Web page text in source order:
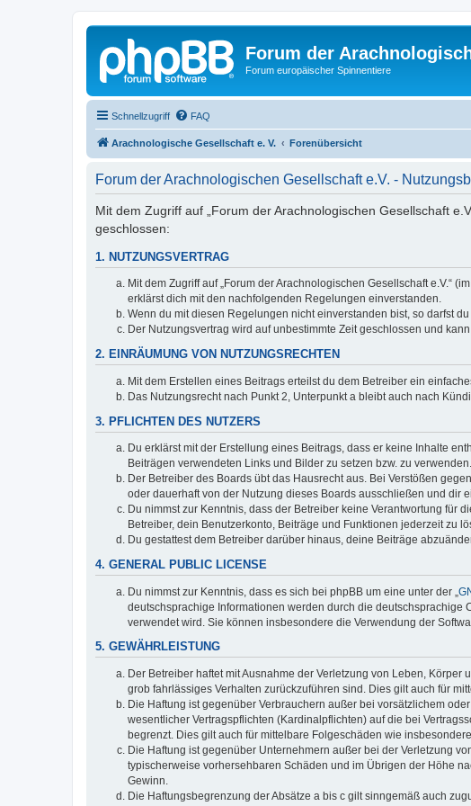
Forum der
Forum europäischer Spinnentiere
Schnellzugriff FAQ
Arachnologische Gesellschaft e. V. Forenübersicht
Forum der Arachnologischen Gesellschaft e.V. -
Mit dem Zugriff auf „Forum der Arachnologischen Gesellschaft
geschlossen:
1. NUTZUNGSVERTRAG
Mit dem Zugriff auf „Forum der Arachnologischen Gesellschaft e.V.“
erklärst dich mit den nachfolgenden Regelungen einverstanden.
Wenn du mit diesen Regelungen nicht einverstanden bist, so darfst
Der Nutzungsvertrag wird auf unbestimmte Zeit geschlossen und
2. EINRÄUMUNG VON NUTZUNGSRECHTEN
Mit dem Erstellen eines Beitrags erteilst du dem Betreiber ein
Das Nutzungsrecht nach Punkt 2, Unterpunkt a bleibt auch nach
3. PFLICHTEN DES NUTZERS
Du erklärst mit der Erstellung eines Beitrags, dass er keine Inhalte
Beiträgen verwendeten Links und Bilder zu setzen bzw. zu verwenden.
Der Betreiber des Boards übt das Hausrecht aus. Bei Verstößen
oder dauerhaft von der Nutzung dieses Boards ausschließen und dir
Du nimmst zur Kenntnis, dass der Betreiber keine Verantwortung für
Betreiber, dein Benutzerkonto, Beiträge und Funktionen jederzeit zu
Du gestattest dem Betreiber darüber hinaus, deine Beiträge
4. GENERAL PUBLIC LICENSE
Du nimmst zur Kenntnis, dass es sich bei phpBB um eine unter der „
deutschsprachige Informationen werden durch die deutschsprachige
verwendet wird. Sie können insbesondere die Verwendung der
5. GEWÄHRLEISTUNG
Der Betreiber haftet mit Ausnahme der Verletzung von Leben,
grob fahrlässiges Verhalten zurückzuführen sind. Dies gilt auch für
Die Haftung ist gegenüber Verbrauchern außer bei vorsätzlichem
wesentlicher Vertragspflichten (Kardinalpflichten) auf die bei
begrenzt. Dies gilt auch für mittelbare Folgeschäden wie
Die Haftung ist gegenüber Unternehmern außer bei der Verletzung
typischerweise vorhersehbaren Schäden und im Übrigen der Höhe
Gewinn.
Die Haftungsbegrenzung der Absätze a bis c gilt sinngemäß auch